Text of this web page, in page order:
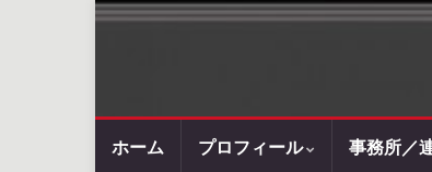
ホーム プロフィール 事務所／